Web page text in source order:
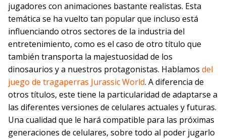
jugadores con animaciones bastante realistas. Esta
temática se ha vuelto tan popular que incluso está
influenciando otros sectores de la industria del
entretenimiento, como es el caso de otro título que
también transporta la majestuosidad de los
dinosaurios y a nuestros protagonistas. Hablamos del
juego de tragaperras Jurassic World. A diferencia de
otros títulos, este tiene la particularidad de adaptarse a
las diferentes versiones de celulares actuales y futuras.
Una cualidad que le hará compatible para las próximas
generaciones de celulares, sobre todo al poder jugarlo